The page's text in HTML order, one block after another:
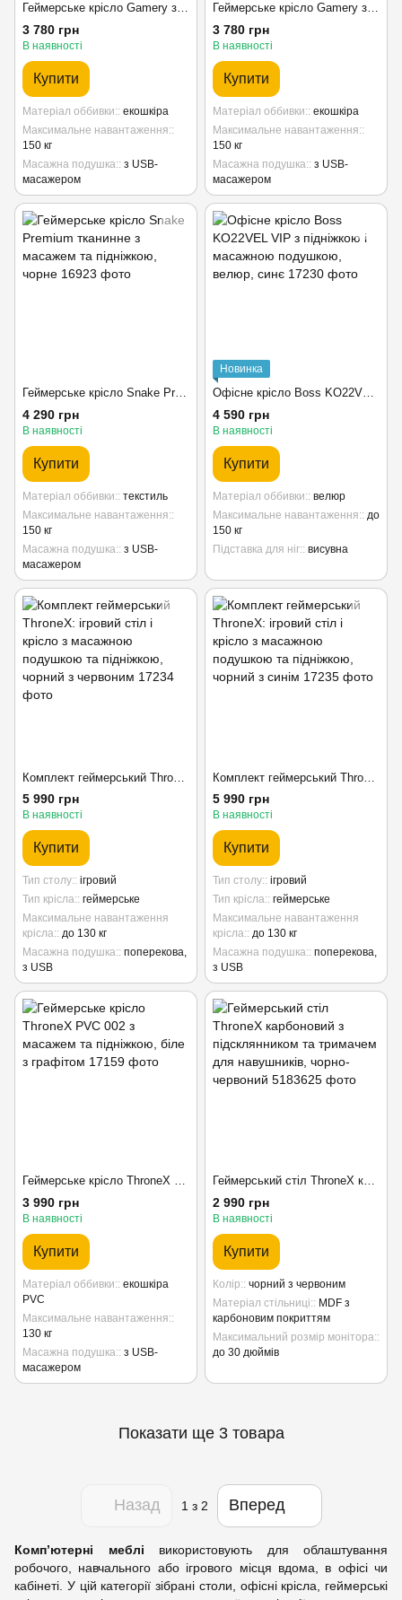
Геймерське крісло Gamery з масажем та підніжкою, чорно-червоне
3 780 грн
В наявності
Купити
Матеріал оббивки: екошкіра
Максимальне навантаження:
150 кг
Масажна подушка: з USB-
масажером
Геймерське крісло Gamery з масажем та підніжкою, чорно-синє
3 780 грн
В наявності
Купити
Матеріал оббивки: екошкіра
Максимальне навантаження:
150 кг
Масажна подушка: з USB-
масажером
Геймерське крісло Snake Premium тканинне з масажем та підніжкою, чорне
4 290 грн
В наявності
Купити
Матеріал оббивки: текстиль
Максимальне навантаження:
150 кг
Масажна подушка: з USB-
масажером
Новинка
4 590 грн
В наявності
Купити
Матеріал оббивки: велюр
Максимальне навантаження: до
150 кг
Підставка для ніг: висувна
5 990 грн
В наявності
Купити
Тип столу: ігровий
Тип крісла: геймерське
Максимальне навантаження
крісла: до 130 кг
Масажна подушка: поперекова,
з USB
5 990 грн
В наявності
Купити
Тип столу: ігровий
Тип крісла: геймерське
Максимальне навантаження
крісла: до 130 кг
Масажна подушка: поперекова,
з USB
Геймерське крісло ThroneX PVC 002 з масажем та підніжкою, біле з графітом
3 990 грн
В наявності
Купити
Матеріал оббивки: екошкіра
PVC
Максимальне навантаження:
130 кг
Масажна подушка: з USB-
масажером
Геймерський стіл ThroneX карбоновий з підсклянником та тримачем для навушників, чорно-червоний
2 990 грн
В наявності
Купити
Колір: чорний з червоним
Матеріал стільниці: MDF з
карбоновим покриттям
Максимальний розмір монітора:
до 30 дюймів
Показати ще 3 товара
Назад 1 з 2 Вперед
Комп’ютерні меблі використовують для облаштування
робочого, навчального або ігрового місця вдома, в офісі чи
кабінеті. У цій категорії зібрані столи, офісні крісла, геймерські